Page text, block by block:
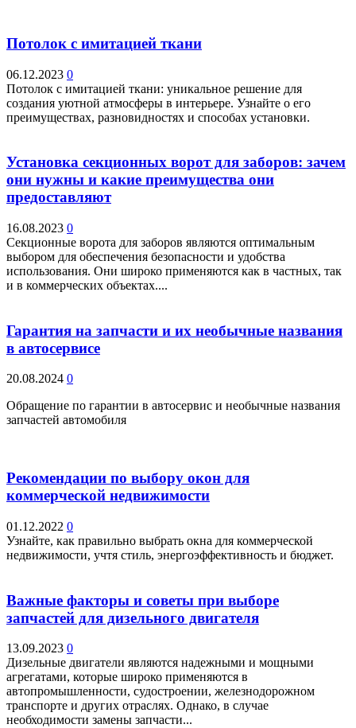
Потолок с имитацией ткани
06.12.2023 0
Потолок с имитацией ткани: уникальное решение для
создания уютной атмосферы в интерьере. Узнайте о его
преимуществах, разновидностях и способах установки.
Установка секционных ворот для заборов: зачем
они нужны и какие преимущества они
предоставляют
16.08.2023 0
Секционные ворота для заборов являются оптимальным
выбором для обеспечения безопасности и удобства
использования. Они широко применяются как в частных, так
и в коммерческих объектах....
Гарантия на запчасти и их необычные названия
в автосервисе
20.08.2024 0
Обращение по гарантии в автосервис и необычные названия
запчастей автомобиля
Рекомендации по выбору окон для
коммерческой недвижимости
01.12.2022 0
Узнайте, как правильно выбрать окна для коммерческой
недвижимости, учтя стиль, энергоэффективность и бюджет.
Важные факторы и советы при выборе
запчастей для дизельного двигателя
13.09.2023 0
Дизельные двигатели являются надежными и мощными
агрегатами, которые широко применяются в
автопромышленности, судостроении, железнодорожном
транспорте и других отраслях. Однако, в случае
необходимости замены запчасти...